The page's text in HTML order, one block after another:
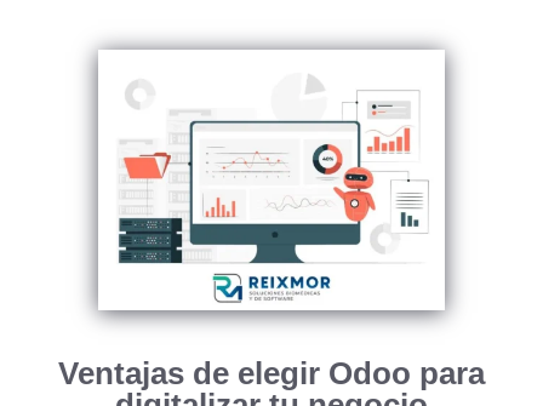
Ventajas de elegir Odoo para